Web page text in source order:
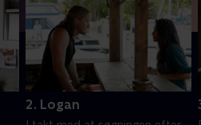
2. Logan